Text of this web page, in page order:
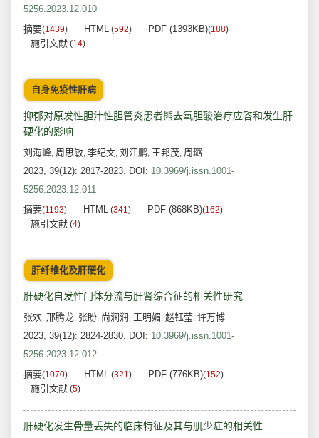
5256.2023.12.010
摘要(1439) HTML (592) PDF (1393KB)(188)
施引文献 (14)
自身免疫性肝病
抑郁对原发性胆汁性胆管炎患者熊去氧胆酸治疗应答和发生肝
硬化的影响
刘海峰, 周思敏, 李纪文, 刘江鹏, 王邦茂, 周璐
2023, 39(12): 2817-2823. DOI: 10.3969/j.issn.1001-
5256.2023.12.011
摘要(1193) HTML (341) PDF (868KB)(162)
施引文献 (4)
肝纤维化及肝硬化
肝硬化自发性门体分流与肝肾综合征的相关性研究
张欢, 邢腾龙, 张盼, 尚润润 , 王明媚, 赵钰莹, 许万博
2023, 39(12): 2824-2830. DOI: 10.3969/j.issn.1001-
5256.2023.12.012
摘要(1070) HTML (321) PDF (776KB)(152)
施引文献 (5)
肝硬化发生骨量丢失的临床特征及其与肌少症的相关性